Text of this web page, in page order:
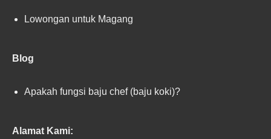
Lowongan untuk Magang
Blog
Apakah fungsi baju chef (baju koki)?
Alamat Kami: